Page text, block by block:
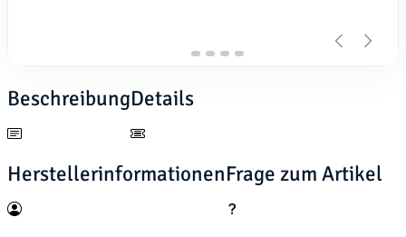
BeschreibungDetails
HerstellerinformationenFrage zum Artikel